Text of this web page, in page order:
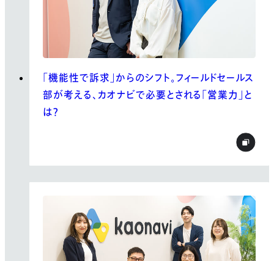
「機能性で訴求」からのシフト。フィールドセールス
部が考える、カオナビで必要とされる「営業力」と
は？